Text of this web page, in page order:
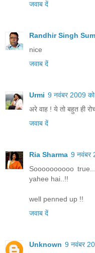
जवाब दें
Randhir Singh
nice
जवाब दें
Urmi 9 नवंबर 2009
अरे वाह ! ये तो बहुत ही
जवाब दें
Ria Sharma 9 नवंबर
Soooooooooo
yahee hai..!!
well penned up !!
जवाब दें
Unknown 9 नवंबर